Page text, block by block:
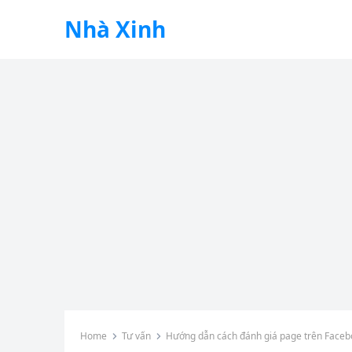
Nhà Xinh
Home Tư vấn Hướng dẫn cách đánh giá page trên